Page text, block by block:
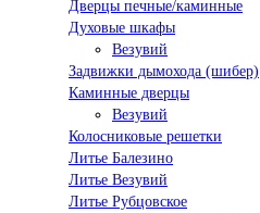
Дверцы печные/каминные
Духовые шкафы
Везувий
Задвижки дымохода (шибер)
Каминные дверцы
Везувий
Колосниковые решетки
Литье Балезино
Литье Везувий
Литье Рубцовское